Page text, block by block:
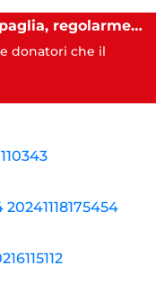
Ospedale Battipaglia, regolarmente in funzione il Servizio Trasfusionale
donatori che il